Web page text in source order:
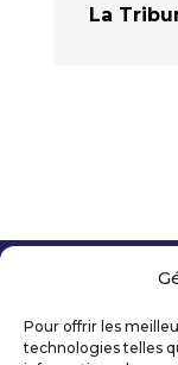
Pour offrir les
technologies telles
La
Mentions